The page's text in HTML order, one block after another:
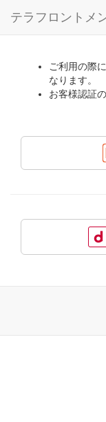
テラフロントメ
ご利用の際
なります。
お客様認証